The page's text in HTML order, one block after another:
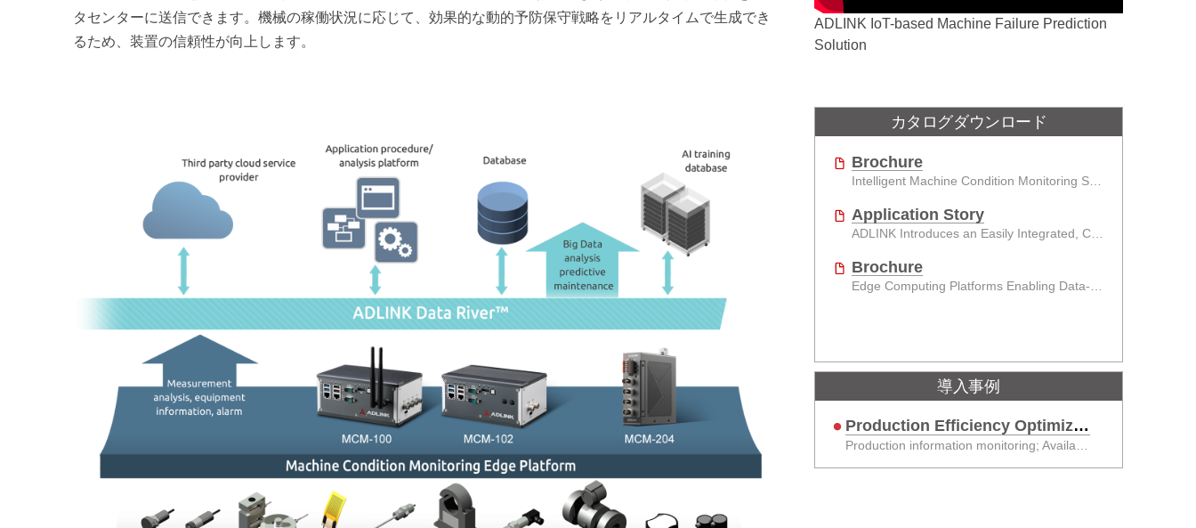
タセンターに送信できます。機械の稼働状況に応じて、効果的な動的予防保守戦略をリアルタイムで生成でき
るため、装置の信頼性が向上します。
ADLINK IoT-based Machine Failure Prediction
Solution
カタログダウンロード
Brochure
Application Story
Brochure
導入事例
Production Efficiency Optimization
Production information monitoring; Availability / uptime management